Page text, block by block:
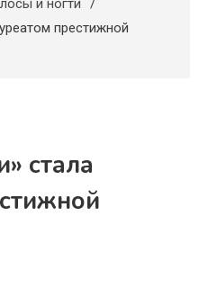
и ногти
престижной
стала